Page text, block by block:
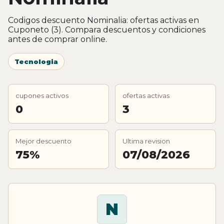
Codigos descuento Nominalia: ofertas activas en
Cuponeto (3). Compara descuentos y condiciones
antes de comprar online.
Tecnologia
cupones activos
0
ofertas activas
3
Mejor descuento
75%
Ultima revision
07/08/2026
N